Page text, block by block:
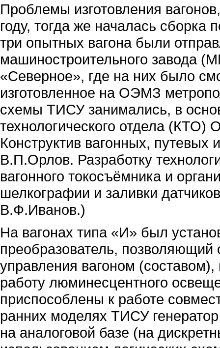
Проблемы изготовления
году, тогда же началась сборка
три опытных вагона были
машиностроительного завода
«Северное», где на них было
изготовленное на ОЭМЗ
схемы ТИСУ занимались, в
технологического отдела
Конструктив вагонных,
В.П.Орлов. Разработку
вагонного токосъёмника и
шелкографии и заливки
В.Ф.Иванов.)
На вагонах типа «И» был
преобразователь, позволяющий
управления вагоном
работу люминесцентного
приспособлены к работе
ранних моделях ТИСУ
на аналоговой базе (на